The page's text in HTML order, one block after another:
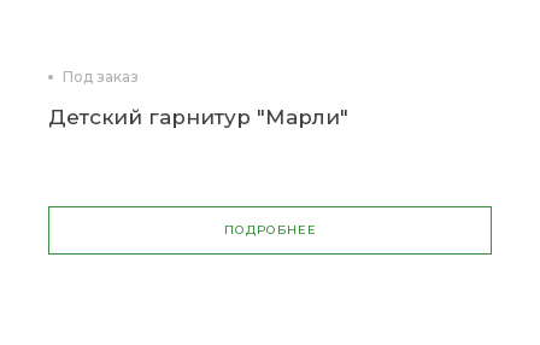
Под заказ
Детский гарнитур "Марли"
ПОДРОБНЕЕ